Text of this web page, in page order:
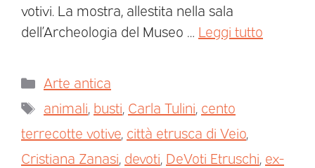
votivi. La mostra, allestita nella sala
dell’Archeologia del Museo … Leggi tutto
Arte antica
animali busti Carla Tulini cento
terrecotte votive città etrusca di Veio
Cristiana Zanasi devoti DeVoti Etruschi ex-